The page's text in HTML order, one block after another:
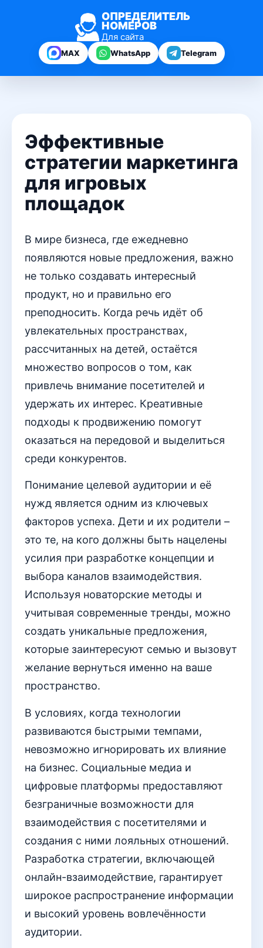
ОПРЕДЕЛИТЕЛЬ
НОМЕРОВ
Для сайта
MAX WhatsApp Telegram
Эффективные
стратегии маркетинга
для игровых
площадок
В мире бизнеса, где ежедневно
появляются новые предложения, важно
не только создавать интересный
продукт, но и правильно его
преподносить. Когда речь идёт об
увлекательных пространствах,
рассчитанных на детей, остаётся
множество вопросов о том, как
привлечь внимание посетителей и
удержать их интерес. Креативные
подходы к продвижению помогут
оказаться на передовой и выделиться
среди конкурентов.
Понимание целевой аудитории и её
нужд является одним из ключевых
факторов успеха. Дети и их родители –
это те, на кого должны быть нацелены
усилия при разработке концепции и
выбора каналов взаимодействия.
Используя новаторские методы и
учитывая современные тренды, можно
создать уникальные предложения,
которые заинтересуют семью и вызовут
желание вернуться именно на ваше
пространство.
В условиях, когда технологии
развиваются быстрыми темпами,
невозможно игнорировать их влияние
на бизнес. Социальные медиа и
цифровые платформы предоставляют
безграничные возможности для
взаимодействия с посетителями и
создания с ними лояльных отношений.
Разработка стратегии, включающей
онлайн-взаимодействие, гарантирует
широкое распространение информации
и высокий уровень вовлечённости
аудитории.